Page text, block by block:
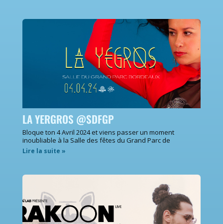
LA YERGROS @SDFGP
Bloque ton 4 Avril 2024 et viens passer un moment
inoubliable à la Salle des fêtes du Grand Parc de
Lire la suite »